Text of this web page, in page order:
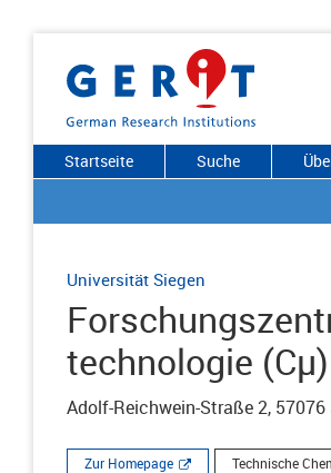
Startseite Suche
Universität Siegen
technologie (Cµ)
Adolf-Reichwein-Straße 2, 57076
Zur Homepage Technische